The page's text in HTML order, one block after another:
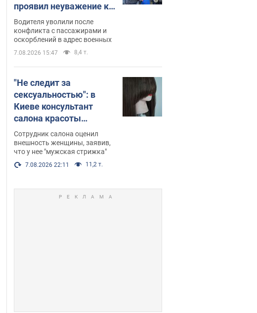
проявил неуважение к
украинским военным и
поплатился за это.
Видео
Водителя уволили после
конфликта с пассажирами и
оскорблений в адрес военных
7.08.2026 15:47 8,4 т.
"Не следит за
сексуальностью": в
Киеве консультант
салона красоты
оскорбил женщину
после химиотерапии,
разгорелся скандал.
Фото
Сотрудник салона оценил
внешность женщины, заявив,
что у нее "мужская стрижка"
7.08.2026 22:11 11,2 т.